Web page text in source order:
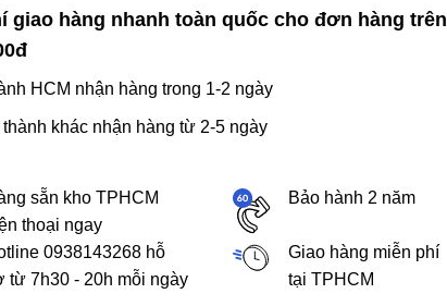
giao hàng nhanh toàn quốc cho đơn hàng trên
HCM nhận hàng trong 1-2 ngày
khác nhận hàng từ 2-5 ngày
sẵn kho TPHCM
thoại ngay
Bảo hành 2 năm
0938143268 hỗ
từ 7h30 - 20h mỗi ngày
Giao hàng miễn phí
tại TPHCM